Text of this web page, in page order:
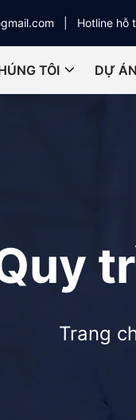
Hotline hỗ
TÔI DỰ ÁN
Trang